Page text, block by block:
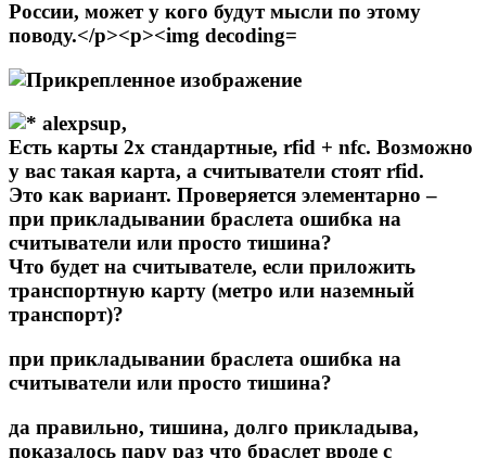
alexpsup,
Есть карты 2х стандартные, rfid + nfc. Возможно
у вас такая карта, а считыватели стоят rfid.
Это как вариант. Проверяется элементарно –
при прикладывании браслета ошибка на
считыватели или просто тишина?
Что будет на считывателе, если приложить
транспортную карту (метро или наземный
транспорт)?
при прикладывании браслета ошибка на
считыватели или просто тишина?
да правильно, тишина, долго прикладыва,
показалось пару раз что браслет вроде с